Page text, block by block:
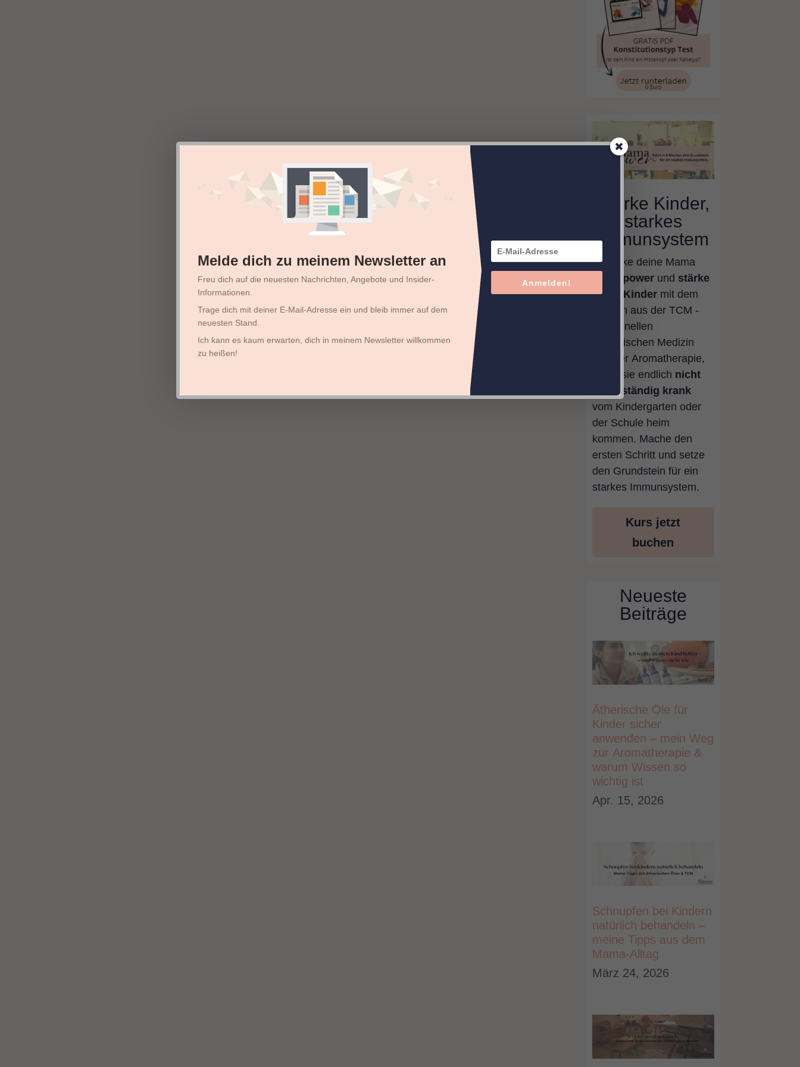
Starke Kinder,
starkes
Immunsystem
Erwecke deine Mama
Superpower und stärke
deine Kinder mit dem
Wissen aus der TCM -
traditionellen
chinesischen Medizin
und der Aromatherapie,
damit sie endlich nicht
mehr ständig krank
vom Kindergarten oder
der Schule heim
kommen. Mache den
ersten Schritt und setze
den Grundstein für ein
starkes Immunsystem.
Kurs jetzt
buchen
Neueste
Beiträge
Ätherische Öle für
Kinder sicher
anwenden – mein Weg
zur Aromatherapie &
warum Wissen so
wichtig ist
Apr. 15, 2026
Schnupfen bei Kindern
natürlich behandeln –
meine Tipps aus dem
Mama-Alltag
März 24, 2026
Melde dich zu meinem Newsletter an
Freu dich auf die neuesten Nachrichten, Angebote und Insider-
Informationen.
Trage dich mit deiner E-Mail-Adresse ein und bleib immer auf dem
neuesten Stand.
Ich kann es kaum erwarten, dich in meinem Newsletter willkommen
zu heißen!
Anmelden!